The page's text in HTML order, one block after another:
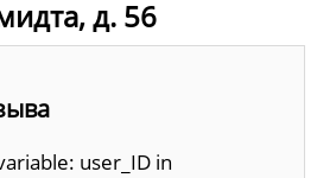
д. 56
user_ID in